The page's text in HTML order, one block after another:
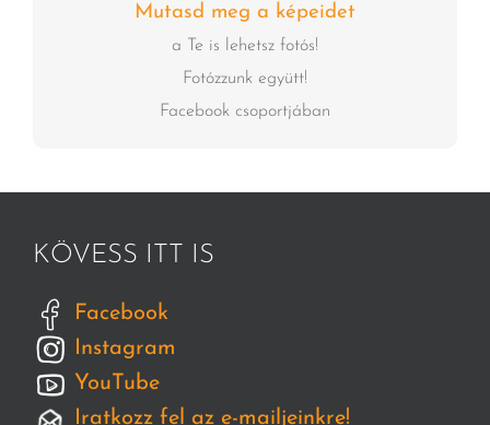
Mutasd meg a képeidet
a Te is lehetsz fotós!
Fotózzunk együtt!
Facebook csoportjában
KÖVESS ITT IS
Facebook
Instagram
YouTube
Iratkozz fel az e-mailjeinkre!